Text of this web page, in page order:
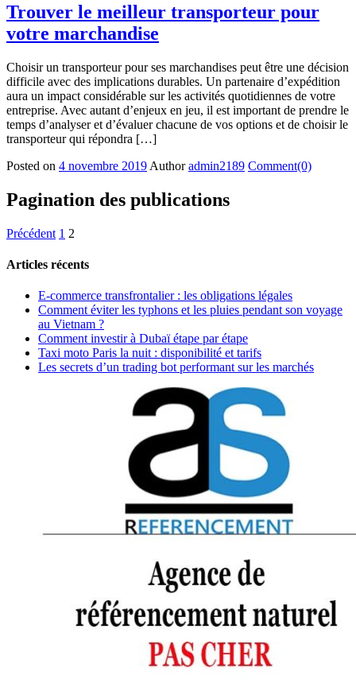
Trouver le meilleur transporteur pour
votre marchandise
Choisir un transporteur pour ses marchandises peut être une décision
difficile avec des implications durables. Un partenaire d’expédition
aura un impact considérable sur les activités quotidiennes de votre
entreprise. Avec autant d’enjeux en jeu, il est important de prendre le
temps d’analyser et d’évaluer chacune de vos options et de choisir le
transporteur qui répondra […]
Posted on 4 novembre 2019 Author admin2189 Comment(0)
Pagination des publications
Précédent 1 2
Articles récents
E-commerce transfrontalier : les obligations légales
Comment éviter les typhons et les pluies pendant son voyage
au Vietnam ?
Comment investir à Dubaï étape par étape
Taxi moto Paris la nuit : disponibilité et tarifs
Les secrets d’un trading bot performant sur les marchés